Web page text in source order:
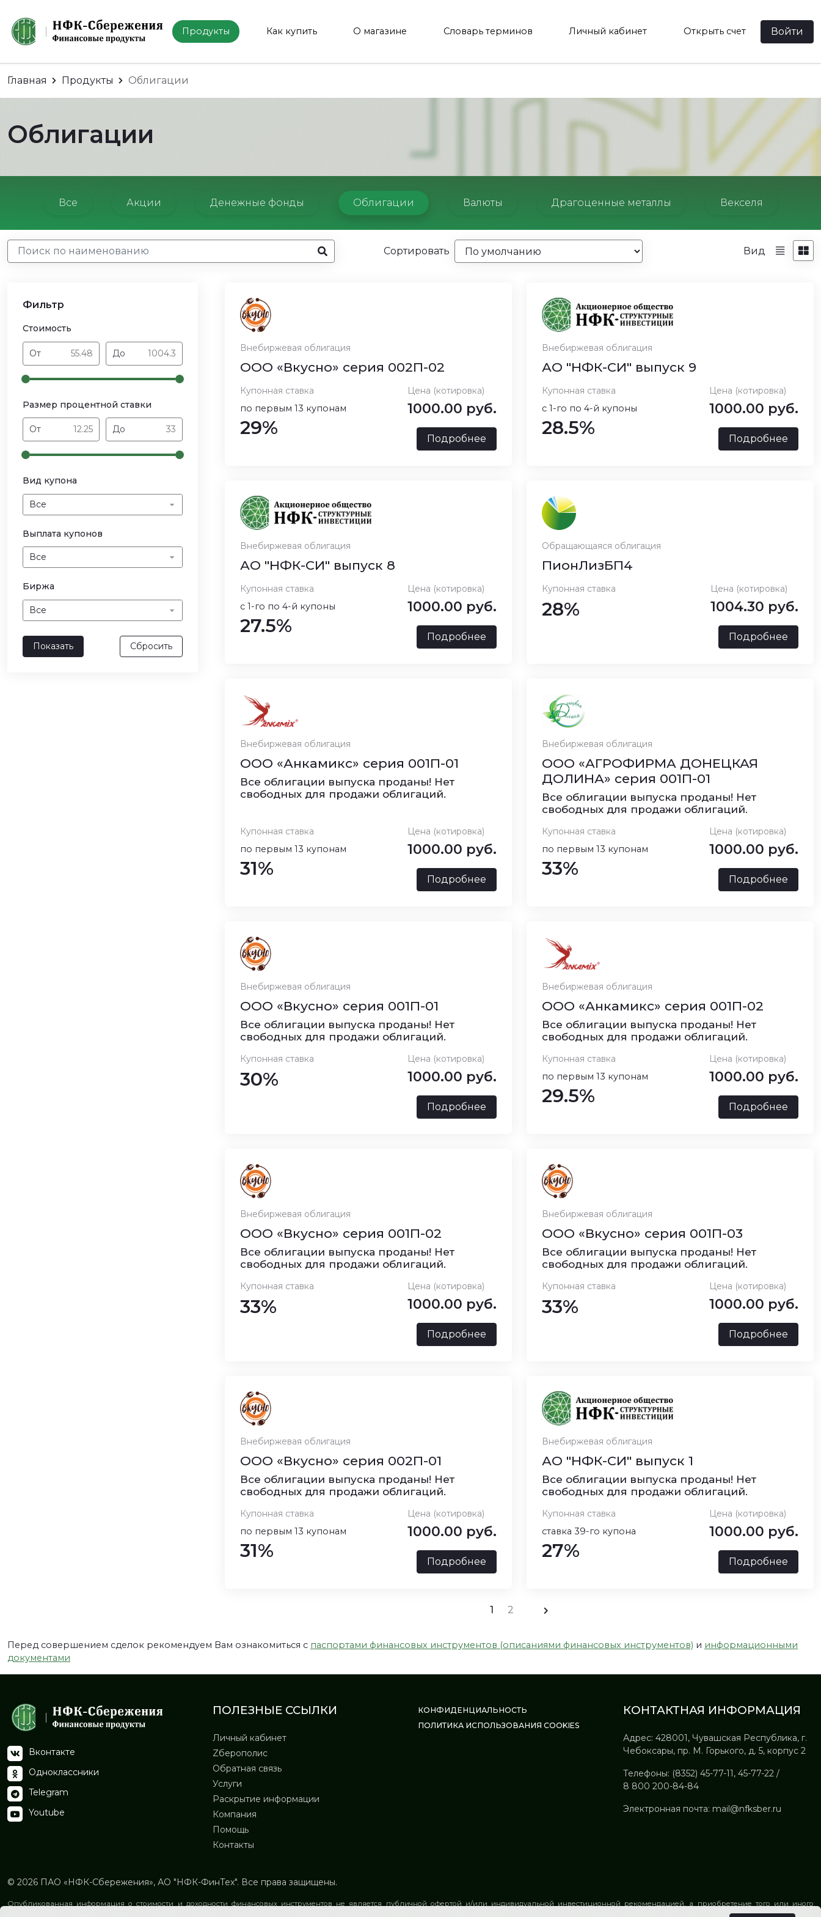
Продукты Как купить О магазине Словарь терминов Личный кабинет Открыть счет Войти
Главная Продукты Облигации
Облигации
Все Акции Денежные фонды Облигации Валюты Драгоценные металлы Векселя
Сортировать Вид
Фильтр
Стоимость
От До
Размер процентной ставки
От До
Вид купона
Все
Выплата купонов
Все
Биржа
Все
Внебиржевая облигация
ООО «Вкусно» серия 002П-02
Купонная ставка
по первым 13 купонам
29%
Цена (котировка)
1000.00 руб.
Подробнее
Внебиржевая облигация
АО "НФК-СИ" выпуск 9
Купонная ставка
с 1-го по 4-й купоны
28.5%
Цена (котировка)
1000.00 руб.
Подробнее
Внебиржевая облигация
АО "НФК-СИ" выпуск 8
Купонная ставка
с 1-го по 4-й купоны
27.5%
Цена (котировка)
1000.00 руб.
Подробнее
Обращающаяся облигация
ПионЛизБП4
Купонная ставка
28%
Цена (котировка)
1004.30 руб.
Подробнее
Внебиржевая облигация
ООО «Анкамикс» серия 001П-01
Все облигации выпуска проданы! Нет
свободных для продажи облигаций.
Купонная ставка
по первым 13 купонам
31%
Цена (котировка)
1000.00 руб.
Подробнее
Внебиржевая облигация
ООО «АГРОФИРМА ДОНЕЦКАЯ
ДОЛИНА» серия 001П-01
Все облигации выпуска проданы! Нет
свободных для продажи облигаций.
Купонная ставка
по первым 13 купонам
33%
Цена (котировка)
1000.00 руб.
Подробнее
Внебиржевая облигация
ООО «Вкусно» серия 001П-01
Все облигации выпуска проданы! Нет
свободных для продажи облигаций.
Купонная ставка
30%
Цена (котировка)
1000.00 руб.
Подробнее
Внебиржевая облигация
ООО «Анкамикс» серия 001П-02
Все облигации выпуска проданы! Нет
свободных для продажи облигаций.
Купонная ставка
по первым 13 купонам
29.5%
Цена (котировка)
1000.00 руб.
Подробнее
Внебиржевая облигация
ООО «Вкусно» серия 001П-02
Все облигации выпуска проданы! Нет
свободных для продажи облигаций.
Купонная ставка
33%
Цена (котировка)
1000.00 руб.
Подробнее
Внебиржевая облигация
ООО «Вкусно» серия 001П-03
Все облигации выпуска проданы! Нет
свободных для продажи облигаций.
Купонная ставка
33%
Цена (котировка)
1000.00 руб.
Подробнее
Внебиржевая облигация
ООО «Вкусно» серия 002П-01
Все облигации выпуска проданы! Нет
свободных для продажи облигаций.
Купонная ставка
по первым 13 купонам
31%
Цена (котировка)
1000.00 руб.
Подробнее
Внебиржевая облигация
АО "НФК-СИ" выпуск 1
Все облигации выпуска проданы! Нет
свободных для продажи облигаций.
Купонная ставка
ставка 39-го купона
27%
Цена (котировка)
1000.00 руб.
Подробнее
1 2
Перед совершением сделок рекомендуем Вам ознакомиться с паспортами финансовых инструментов (описаниями финансовых инструментов) и информационными
документами
Вконтакте
Одноклассники
Telegram
Youtube
ПОЛЕЗНЫЕ ССЫЛКИ
Личный кабинет
Zберополис
Обратная связь
Услуги
Раскрытие информации
Компания
Помощь
Контакты
КОНФИДЕНЦИАЛЬНОСТЬ
ПОЛИТИКА ИСПОЛЬЗОВАНИЯ СOOKIES
КОНТАКТНАЯ ИНФОРМАЦИЯ
Адрес: 428001, Чувашская Республика, г.
Чебоксары, пр. М. Горького, д. 5, корпус 2
Телефоны: (8352) 45-77-11, 45-77-22 /
8 800 200-84-84
Электронная почта: mail@nfksber.ru
© 2026 ПАО «НФК-Сбережения», АО "НФК-ФинТех". Все права защищены.
Опубликованная информация о стоимости и доходности финансовых инструментов не является публичной офертой и/или индивидуальной инвестиционной рекомендацией, а приобретение того или иного
финансового инструмента может не отвечать интересам приобретателя. Показатели доходности, полученные на основе исторических данных, не гарантируют обеспечение аналогичной доходности в будущем.